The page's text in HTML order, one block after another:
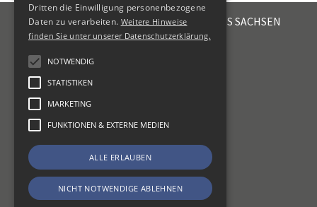
STEUERBERATERKAMMER DES FREISTAATES SACHSEN
Emil-Fuchs-Str. 2
+49 341 56336-0
kammer@sbk-sachsen.de
KONTAKT
DATENSCHUTZ
ERKLÄRUNG ZUR BARRIEREFREIHEIT
Dritten die Einwilligung personenbezogene
Daten zu verarbeiten. Weitere Hinweise
finden Sie unter unserer Datenschutzerklärung.
NOTWENDIG
STATISTIKEN
MARKETING
FUNKTIONEN & EXTERNE MEDIEN
ALLE ERLAUBEN
NICHT NOTWENDIGE ABLEHNEN